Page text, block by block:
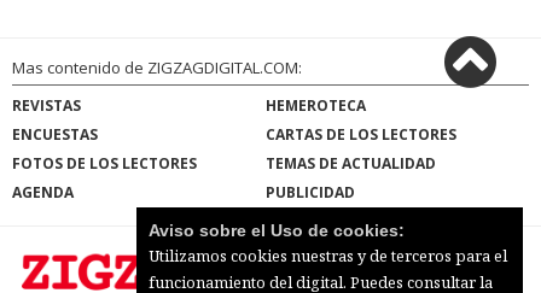
Mas contenido de ZIGZAGDIGITAL.COM:
REVISTAS
HEMEROTECA
ENCUESTAS
CARTAS DE LOS LECTORES
FOTOS DE LOS LECTORES
TEMAS DE ACTUALIDAD
AGENDA
PUBLICIDAD
Aviso sobre el Uso de cookies:
Utilizamos cookies nuestras y de terceros para el
funcionamiento del digital. Puedes consultar la